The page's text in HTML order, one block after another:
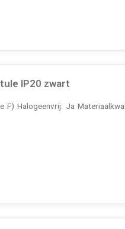
IP20 zwart
Halogeenvrij: Ja